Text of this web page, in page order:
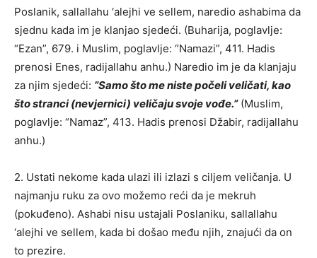
Poslanik, sallallahu ‘alejhi ve sellem, naredio ashabima da
sjednu kada im je klanjao sjedeći. (Buharija, poglavlje:
“Ezan”, 679. i Muslim, poglavlje: “Namazi”, 411. Hadis
prenosi Enes, radijallahu anhu.) Naredio im je da klanjaju
za njim sjedeći: ”Samo što me niste počeli veličati, kao
što stranci (nevjernici) veličaju svoje vođe.”(Muslim,
poglavlje: “Namaz”, 413. Hadis prenosi Džabir, radijallahu
anhu.)
2. Ustati nekome kada ulazi ili izlazi s ciljem veličanja. U
najmanju ruku za ovo možemo reći da je mekruh
(pokuđeno). Ashabi nisu ustajali Poslaniku, sallallahu
‘alejhi ve sellem, kada bi došao među njih, znajući da on
to prezire.